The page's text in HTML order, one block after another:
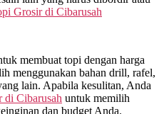
Grosir di Cibarusah
membuat topi dengan harga
menggunakan bahan drill, rafel,
lain. Apabila kesulitan, Anda
di Cibarusah untuk memilih
dan budget Anda.